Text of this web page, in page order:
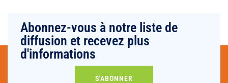
Abonnez-vous à notre liste de
diffusion et recevez plus
d'informations
S'ABONNER